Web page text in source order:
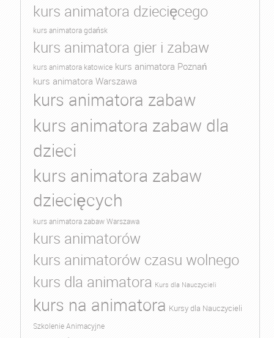
kurs animatora dziecięcego
kurs animatora gdańsk
kurs animatora gier i zabaw
kurs animatora katowice kurs animatora Poznań
kurs animatora Warszawa
kurs animatora zabaw
kurs animatora zabaw dla
dzieci
kurs animatora zabaw
dziecięcych
kurs animatora zabaw Warszawa
kurs animatorów
kurs animatorów czasu wolnego
kurs dla animatora Kurs dla Nauczycieli
kurs na animatora Kursy dla Nauczycieli
Szkolenie Animacyjne